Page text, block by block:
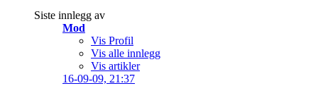
Siste innlegg av
Mod
Vis Profil
Vis alle innlegg
Vis artikler
16-09-09, 21:37